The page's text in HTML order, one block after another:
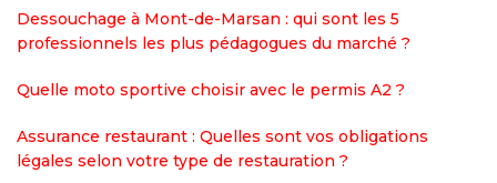
Dessouchage à Mont-de-Marsan : qui sont les 5
professionnels les plus pédagogues du marché ?
Quelle moto sportive choisir avec le permis A2 ?
Assurance restaurant : Quelles sont vos obligations
légales selon votre type de restauration ?